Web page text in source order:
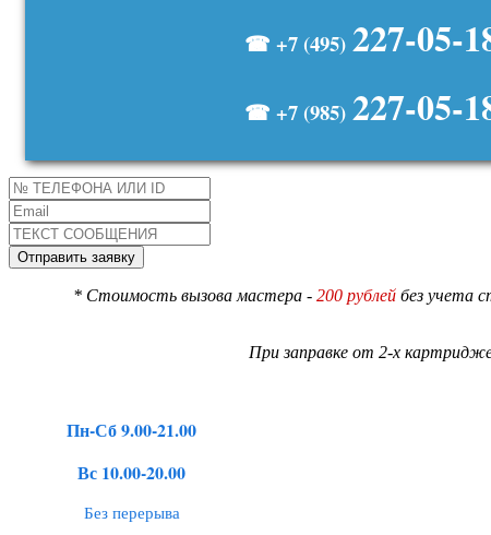
☎ +7 (495) 227-05-
☎ +7 (985) 227-05-
* Стоимость вызова мастера - 200 рублей без учета
При заправке от 2-х
Пн-Сб 9.00-21.00
Вс 10.00-20.00
Без перерыва